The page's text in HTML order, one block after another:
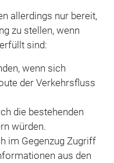
allerdings nur bereit,
zu stellen, wenn
sind:
wenn sich
der Verkehrsfluss
die bestehenden
würden.
im Gegenzug Zugriff
aus den